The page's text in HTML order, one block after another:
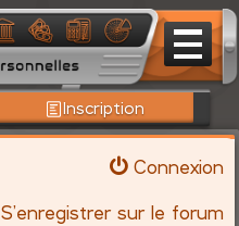
Inscription
Connexion
S’enregistrer sur le forum